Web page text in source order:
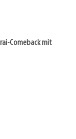
Comeback mit